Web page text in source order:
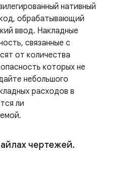
нативный
обрабатывающий
ввод. Накладные
связанные с
от количества
которых не
небольшого
расходов в
ли
чертежей.